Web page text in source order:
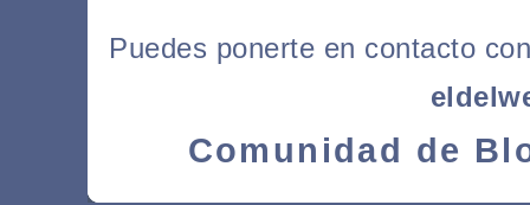
Puedes ponerte en contacto
Comunidad de